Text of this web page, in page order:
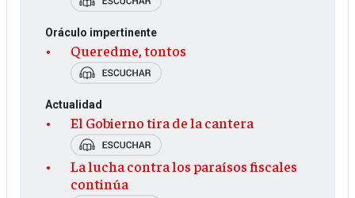
Oráculo impertinente
Queredme, tontos
Actualidad
El Gobierno tira de la cantera
La lucha contra los paraísos fiscales
continúa